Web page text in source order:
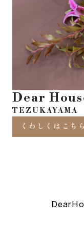
Dear
TEZUKAYAMA
くわしくはこちら